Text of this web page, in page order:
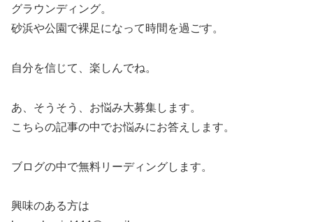
グラウンディング。
砂浜や公園で裸足になって時間を過ごす。
自分を信じて、楽しんでね。
あ、そうそう、お悩み大募集します。
こちらの記事の中でお悩みにお答えします。
ブログの中で無料リーディングします。
興味のある方は